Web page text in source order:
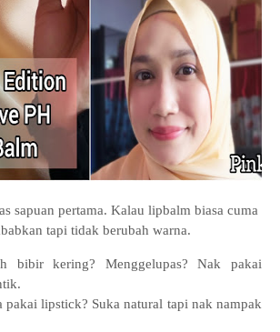
sapuan pertama. Kalau lipbalm biasa cuma
tapi tidak berubah warna.
bibir kering? Menggelupas? Nak pakai
pakai lipstick? Suka natural tapi nak nampak